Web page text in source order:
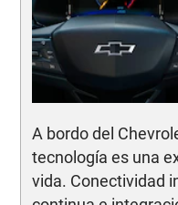
A bordo del
tecnología es una
vida. Conectividad